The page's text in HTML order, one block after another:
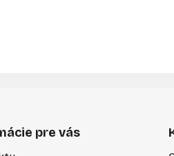
pre vás